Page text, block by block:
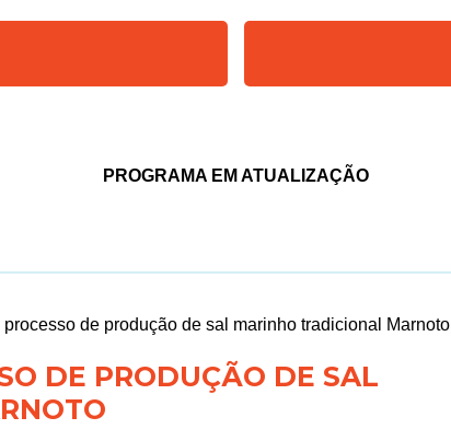
PROGRAMA EM ATUALIZAÇÃO
processo de produção de sal marinho tradicional Marnoto
DE PRODUÇÃO DE SAL